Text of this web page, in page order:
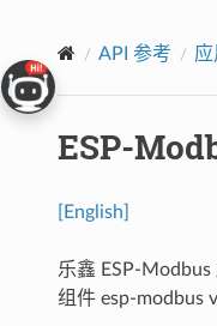
API 参考
ESP-
[English]
乐鑫 ESP-
组件 esp-modbus